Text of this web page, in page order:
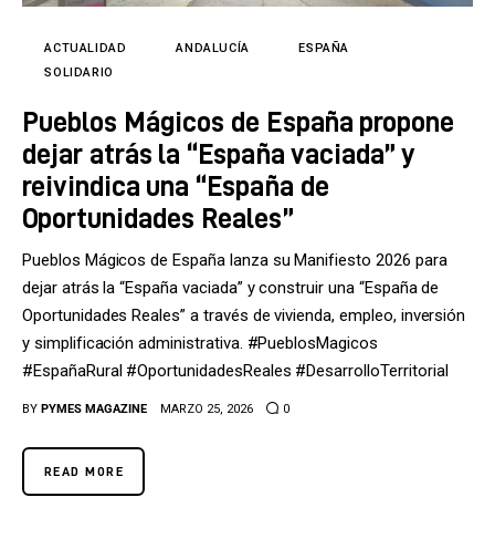
Cultura
Directorio
ACTUALIDAD ANDALUCÍA
ESPAÑA
SOLIDARIO
Pueblos Mágicos de España propone
dejar atrás la “España vaciada” y
reivindica una “España de
Oportunidades Reales”
Pueblos Mágicos de España lanza su Manifiesto 2026 para
dejar atrás la “España vaciada” y construir una “España de
Oportunidades Reales” a través de vivienda, empleo, inversión
y simplificación administrativa. #PueblosMagicos
#EspañaRural #OportunidadesReales #DesarrolloTerritorial
BY PYMES MAGAZINE MARZO 25, 2026 0
READ MORE